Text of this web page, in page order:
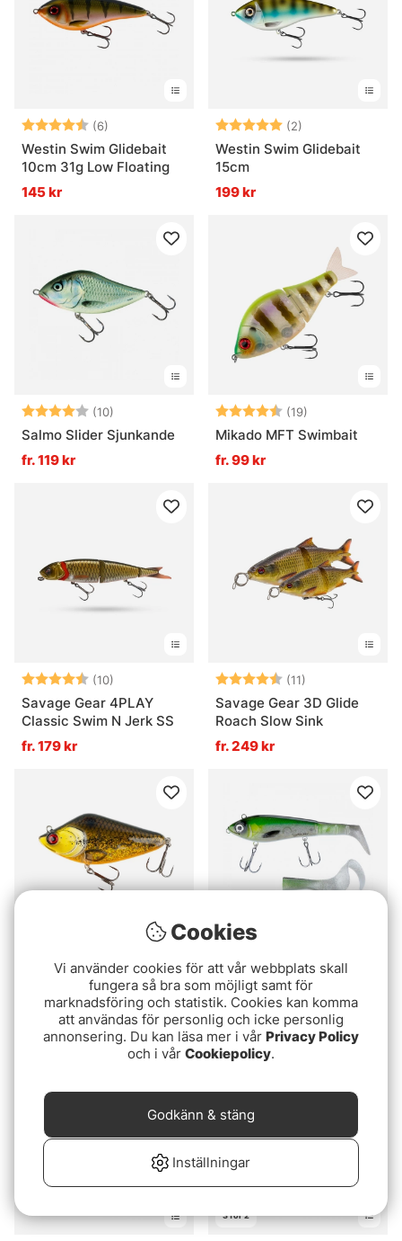
Betyg: (6)
4.7 utav 5 stjärnor
Westin Swim Glidebait
10cm 31g Low Floating
145 kr
Betyg: (2)
Westin Swim Glidebait
15cm
199 kr
Betyg: (10)
4.0 utav 5 stjärnor
Salmo Slider Sjunkande
fr. 119 kr
Betyg: (19)
Mikado MFT Swimbait
fr. 99 kr
Betyg: (10)
4.5 utav 5 stjärnor
Savage Gear 4PLAY
Classic Swim N Jerk SS
fr. 179 kr
Betyg: (11)
Savage Gear 3D Glide
Roach Slow Sink
fr. 249 kr
Betyg: (1)5.0 utav 5 stjärnor
Freewater Pictures
Toddler Swim
199 kr
Betyg: (7)4.9 utav 5
SvartZonker McHybrid
20cm, 100g
249 kr
3 för 2
Cookies
Vi använder cookies för att vår webbplats skall
fungera så bra som möjligt samt för
marknadsföring och statistik. Cookies kan komma
att användas för personlig och icke personlig
annonsering. Du kan läsa mer i vår Privacy Policy
och i vår Cookiepolicy.
Inställningar
Godkänn & stäng